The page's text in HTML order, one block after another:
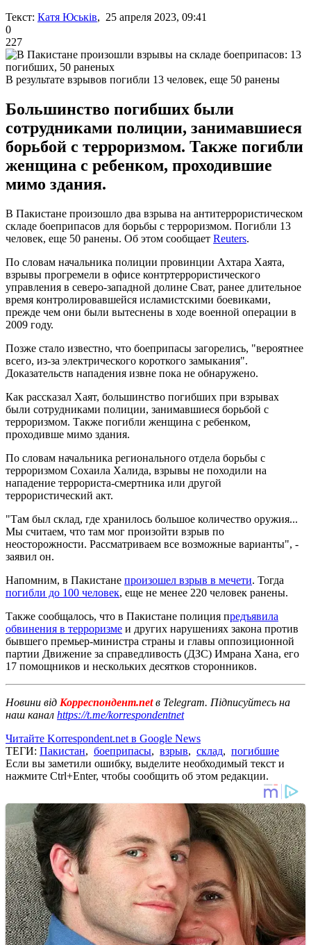
Текст: Катя Юськів, 25 апреля 2023, 09:41
0
227
В результате взрывов погибли 13 человек, еще 50 ранены
Большинство погибших были
сотрудниками полиции, занимавшиеся
борьбой с терроризмом. Также погибли
женщина с ребенком, проходившие
мимо здания.
В Пакистане произошло два взрыва на антитеррористическом
складе боеприпасов для борьбы с терроризмом. Погибли 13
человек, еще 50 ранены. Об этом сообщает Reuters.
По словам начальника полиции провинции Ахтара Хаята,
взрывы прогремели в офисе контртеррористического
управления в северо-западной долине Сват, ранее длительное
время контролировавшейся исламистскими боевиками,
прежде чем они были вытеснены в ходе военной операции в
2009 году.
Позже стало известно, что боеприпасы загорелись, "вероятнее
всего, из-за электрического короткого замыкания".
Доказательств нападения извне пока не обнаружено.
Как рассказал Хаят, большинство погибших при взрывах
были сотрудниками полиции, занимавшиеся борьбой с
терроризмом. Также погибли женщина с ребенком,
проходивше мимо здания.
По словам начальника регионального отдела борьбы с
терроризмом Сохаила Халида, взрывы не походили на
нападение террориста-смертника или другой
террористический акт.
"Там был склад, где хранилось большое количество оружия...
Мы считаем, что там мог произойти взрыв по
неосторожности. Рассматриваем все возможные варианты", -
заявил он.
Напомним, в Пакистане произошел взрыв в мечети. Тогда
погибли до 100 человек, еще не менее 220 человек ранены.
Также сообщалось, что в Пакистане полиция предъявила
обвинения в терроризме и других нарушениях закона против
бывшего премьер-министра страны и главы оппозиционной
партии Движение за справедливость (ДЗС) Имрана Хана, его
17 помощников и нескольких десятков сторонников.
Новини від Корреспондент.netв Telegram. Підписуйтесь на
наш канал https://t.me/korrespondentnet
Читайте Korrespondent.net в Google News
ТЕГИ: Пакистан, боеприпасы, взрыв, склад, погибшие
Если вы заметили ошибку, выделите необходимый текст и
нажмите Ctrl+Enter, чтобы сообщить об этом редакции.